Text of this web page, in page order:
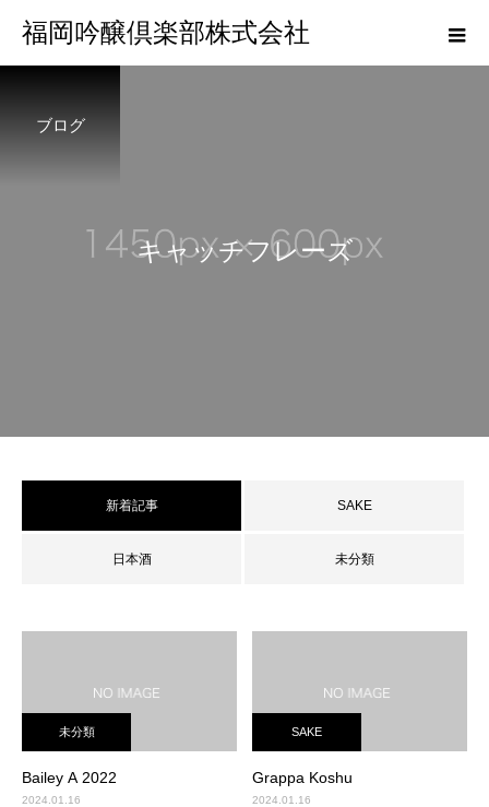
福岡吟醸倶楽部株式会社
ブログ
キャッチフレーズ
新着記事 SAKE
日本酒 未分類
未分類
Bailey A 2022
2024.01.16
SAKE
Grappa Koshu
2024.01.16